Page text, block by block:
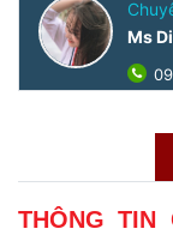
Ms
THÔNG TIN